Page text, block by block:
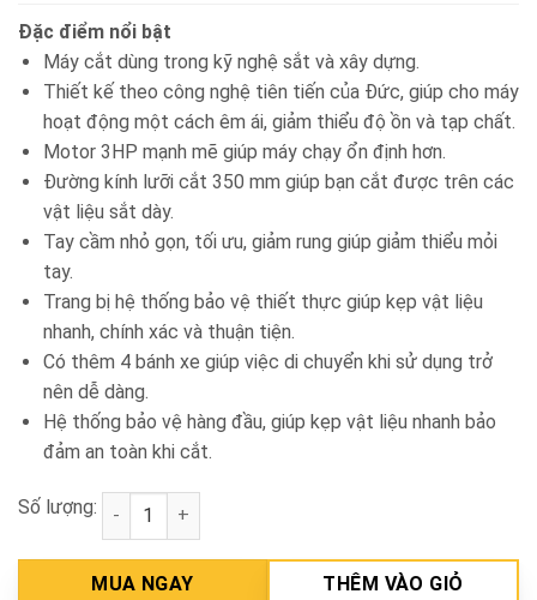
Đặc điểm nổi bật
Máy cắt dùng trong kỹ nghệ sắt và xây dựng.
Thiết kế theo công nghệ tiên tiến của Đức, giúp cho máy
hoạt động một cách êm ái, giảm thiểu độ ồn và tạp chất.
Motor 3HP mạnh mẽ giúp máy chạy ổn định hơn.
Đường kính lưỡi cắt 350 mm giúp bạn cắt được trên các
vật liệu sắt dày.
Tay cầm nhỏ gọn, tối ưu, giảm rung giúp giảm thiểu mỏi
tay.
Trang bị hệ thống bảo vệ thiết thực giúp kẹp vật liệu
nhanh, chính xác và thuận tiện.
Có thêm 4 bánh xe giúp việc di chuyển khi sử dụng trở
nên dễ dàng.
Hệ thống bảo vệ hàng đầu, giúp kẹp vật liệu nhanh bảo
đảm an toàn khi cắt.
Số lượng: Máy cắt sắt 350mm 3HP-220V Hồng Ký HKCF312 số
MUA NGAY THÊM VÀO GIỎ